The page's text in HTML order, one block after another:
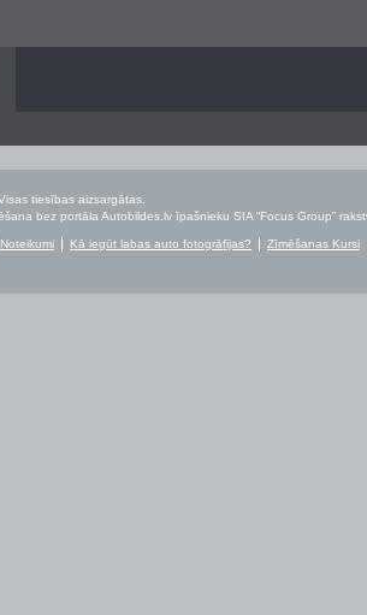
tiesības aizsargātas.
bez portāla Autobildes.lv īpašnieku SIA “Focus Group”
Noteikumi Kā iegūt labas auto fotogrāfijas? Zīmēšanas Kursi